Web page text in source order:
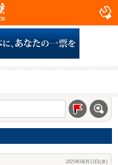
2025年08月13日(水)